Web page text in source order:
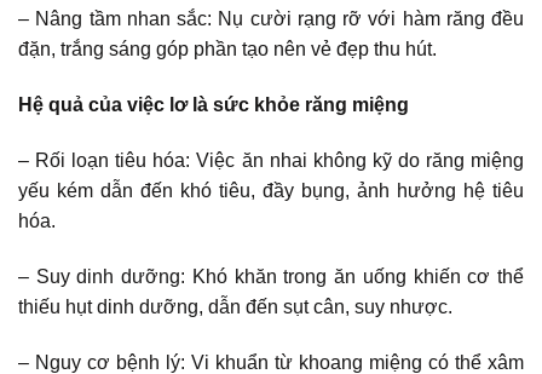
– Nâng tầm nhan sắc: Nụ cười rạng rỡ với hàm răng đều
đặn, trắng sáng góp phần tạo nên vẻ đẹp thu hút.
Hệ quả của việc lơ là sức khỏe răng miệng
– Rối loạn tiêu hóa: Việc ăn nhai không kỹ do răng miệng
yếu kém dẫn đến khó tiêu, đầy bụng, ảnh hưởng hệ tiêu
hóa.
– Suy dinh dưỡng: Khó khăn trong ăn uống khiến cơ thể
thiếu hụt dinh dưỡng, dẫn đến sụt cân, suy nhược.
– Nguy cơ bệnh lý: Vi khuẩn từ khoang miệng có thể xâm